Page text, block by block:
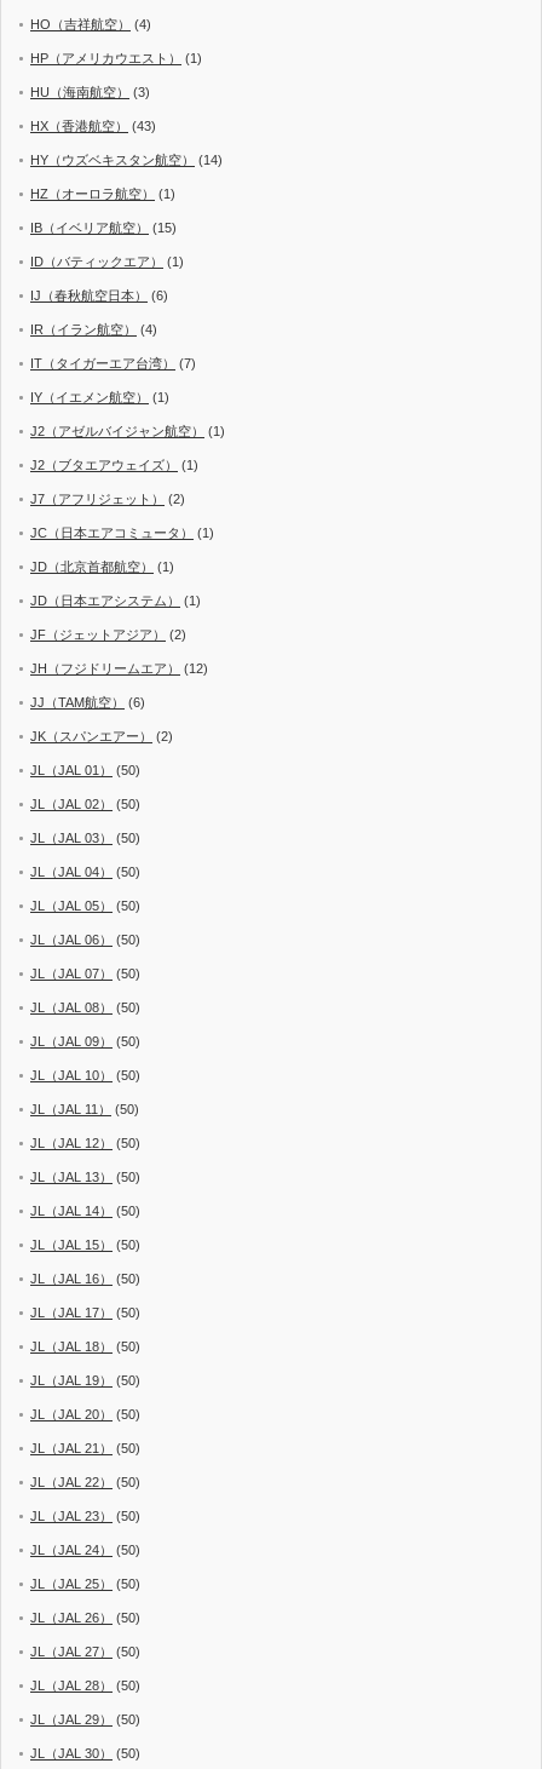
HO（吉祥航空） (4)
HP（アメリカウエスト） (1)
HU（海南航空） (3)
HX（香港航空） (43)
HY（ウズベキスタン航空） (14)
HZ（オーロラ航空） (1)
IB（イベリア航空） (15)
ID（バティックエア） (1)
IJ（春秋航空日本） (6)
IR（イラン航空） (4)
IT（タイガーエア台湾） (7)
IY（イエメン航空） (1)
J2（アゼルバイジャン航空） (1)
J2（ブタエアウェイズ） (1)
J7（アフリジェット） (2)
JC（日本エアコミュータ） (1)
JD（北京首都航空） (1)
JD（日本エアシステム） (1)
JF（ジェットアジア） (2)
JH（フジドリームエア） (12)
JJ（TAM航空） (6)
JK（スパンエアー） (2)
JL（JAL 01） (50)
JL（JAL 02） (50)
JL（JAL 03） (50)
JL（JAL 04） (50)
JL（JAL 05） (50)
JL（JAL 06） (50)
JL（JAL 07） (50)
JL（JAL 08） (50)
JL（JAL 09） (50)
JL（JAL 10） (50)
JL（JAL 11） (50)
JL（JAL 12） (50)
JL（JAL 13） (50)
JL（JAL 14） (50)
JL（JAL 15） (50)
JL（JAL 16） (50)
JL（JAL 17） (50)
JL（JAL 18） (50)
JL（JAL 19） (50)
JL（JAL 20） (50)
JL（JAL 21） (50)
JL（JAL 22） (50)
JL（JAL 23） (50)
JL（JAL 24） (50)
JL（JAL 25） (50)
JL（JAL 26） (50)
JL（JAL 27） (50)
JL（JAL 28） (50)
JL（JAL 29） (50)
JL（JAL 30） (50)